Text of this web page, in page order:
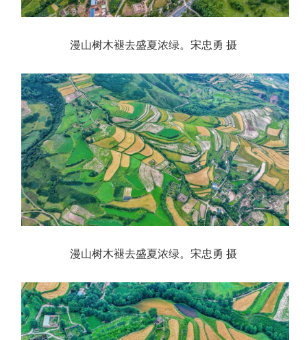
漫山树木褪去盛夏浓绿。宋忠勇 摄
漫山树木褪去盛夏浓绿。宋忠勇 摄